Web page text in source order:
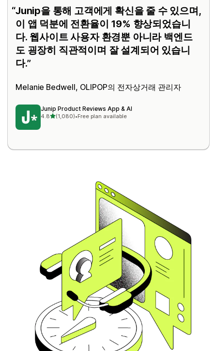
Junip을 통해 고객에게 확신을 줄 수 있으며,
이 앱 덕분에 전환율이 19% 향상되었습니
다. 웹사이트 사용자 환경뿐 아니라 백엔드
도 굉장히 직관적이며 잘 설계되어 있습니
다.
Melanie Bedwell, OLIPOP의 전자상거래 관리자
Junip Product Reviews App & AI
4.8별 5개 중
(1,080)
총 리뷰 1080개
•Free plan available